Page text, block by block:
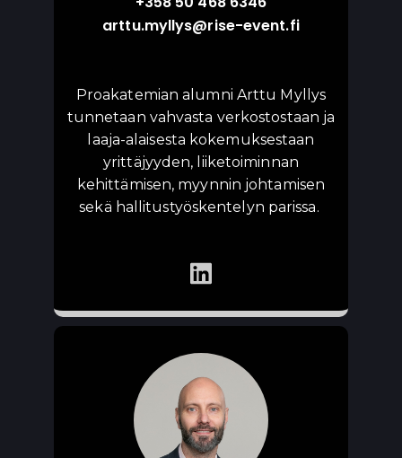
arttu.myllys@rise-event.fi
Proakatemian alumni Arttu Myllys
tunnetaan vahvasta verkostostaan ja
laaja-alaisesta kokemuksestaan
yrittäjyyden, liiketoiminnan
kehittämisen, myynnin johtamisen
sekä hallitustyöskentelyn parissa.